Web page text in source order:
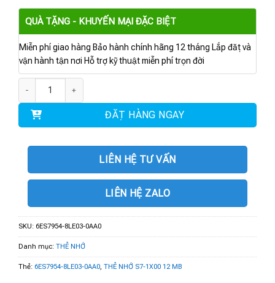
QUÀ TẶNG - KHUYẾN MẠI ĐẶC BIỆT
Miễn phí giao hàng Bảo hành chính hãng 12 tháng Lắp đặt và
vận hành tận nơi Hỗ trợ kỹ thuật miễn phí trọn đời
ĐẶT HÀNG NGAY
LIÊN HỆ TƯ VẤN
LIÊN HỆ ZALO
SKU: 6ES7954-8LE03-0AA0
Danh mục: THẺ NHỚ
Thẻ: 6ES7954-8LE03-0AA0, THẺ NHỚ S7-1X00 12 MB